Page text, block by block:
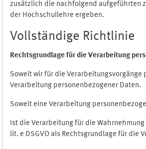
zusätzlich die nachfolgend aufgeführten
der Hochschullehre ergeben.
Vollständige Richtlinie
Rechtsgrundlage für die Verarbeitung
Soweit wir für die
Verarbeitung personenbezogener Daten.
Soweit eine Verarbeitung
Ist die Verarbeitung für die
lit. e DSGVO als Rechtsgrundlage für die